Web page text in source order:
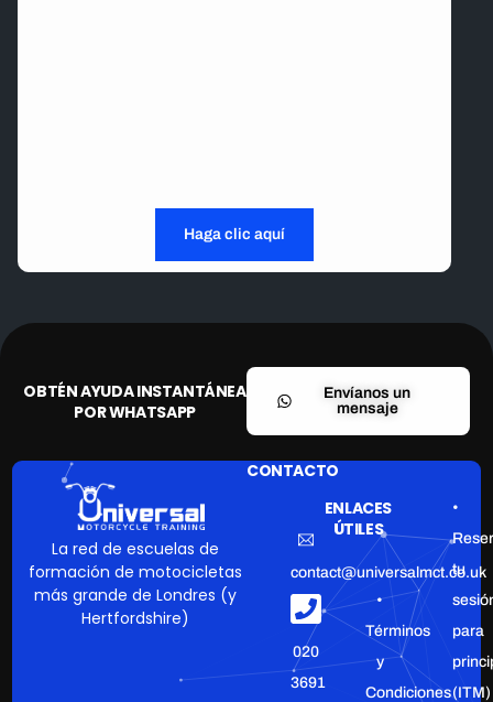
Haga clic aquí
OBTÉN AYUDA INSTANTÁNEA
POR WHATSAPP
Envíanos un
mensaje
La red de escuelas de
formación de motocicletas
más grande de Londres (y
Hertfordshire)
CONTACTO
contact@universalmct.co.uk
020
3691
ENLACES
ÚTILES
•
Términos
y
Condiciones
•
tu
para
(ITM)